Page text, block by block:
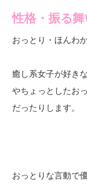
性格・振る
おっとり・ほんわ
癒し系女子が好き
やちょっとしたお
だったりします。
おっとりな言動で